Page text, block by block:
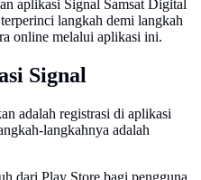
aplikasi Signal Samsat Digital
langkah demi langkah
online melalui aplikasi ini.
Signal
adalah registrasi di aplikasi
langkahnya adalah
dari Play Store bagi pengguna